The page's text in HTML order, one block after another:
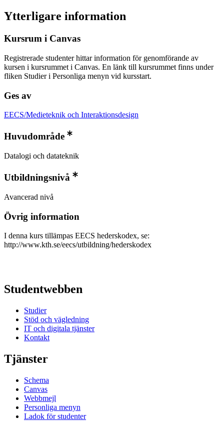
Ytterligare information
Kursrum i Canvas
Registrerade studenter hittar information för genomförande av
kursen i kursrummet i Canvas. En länk till kursrummet finns under
fliken Studier i Personliga menyn vid kursstart.
Ges av
EECS/Medieteknik och Interaktionsdesign
Huvudområde
Datalogi och datateknik
Utbildningsnivå
Avancerad nivå
Övrig information
I denna kurs tillämpas EECS hederskodex, se:
http://www.kth.se/eecs/utbildning/hederskodex
Studentwebben
Studier
Stöd och vägledning
IT och digitala tjänster
Kontakt
Tjänster
Schema
Canvas
Webbmejl
Personliga menyn
Ladok för studenter